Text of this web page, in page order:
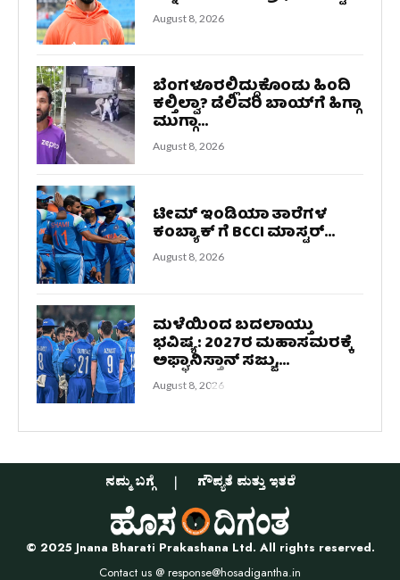
August 8, 2026
ಬೆಂಗಳೂರಲ್ಲಿದ್ದುಕೊಂಡು ಹಿಂದಿ
ಕಲ್ತಿಲ್ವಾ? ಡೆಲಿವರಿ ಬಾಯ್‌ಗೆ ಹಿಗ್ಗಾ
ಮುಗ್ಗಾ...
August 8, 2026
ಟೀಮ್ ಇಂಡಿಯಾ ತಾರೆಗಳ
ಕಂಬ್ಯಾಕ್ ಗೆ BCCI ಮಾಸ್ಟರ್...
August 8, 2026
ಮಳೆಯಿಂದ ಬದಲಾಯ್ತು
ಭವಿಷ್ಯ: 2027ರ ಮಹಾಸಮರಕ್ಕೆ
ಅಫ್ಘಾನಿಸ್ತಾನ್ ಸಜ್ಜು,...
August 8, 2026
ನಮ್ಮ ಬಗ್ಗೆ ಗೌಪ್ಯತೆ ಮತ್ತು ಇತರೆ
© 2025 Jnana Bharati Prakashana Ltd. All rights reserved.
Contact us @ response@hosadigantha.in